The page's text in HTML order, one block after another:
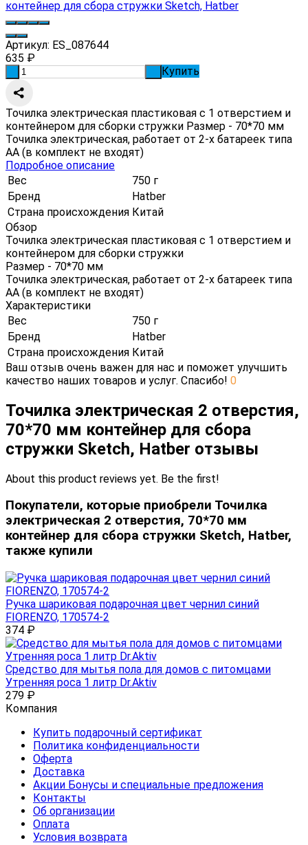
Артикул: ES_087644
635 ₽
Купить
Точилка электрическая пластиковая с 1 отверстием и
контейнером для сборки стружки Размер - 70*70 мм
Точилка электрическая, работает от 2-х батареек типа
АА (в комплект не входят)
Подробное описание
Вес
750 г
Бренд
Hatber
Страна происхождения Китай
Обзор
Точилка электрическая пластиковая с 1 отверстием и
контейнером для сборки стружки
Размер - 70*70 мм
Точилка электрическая, работает от 2-х батареек типа
АА (в комплект не входят)
Характеристики
Вес
750 г
Бренд
Hatber
Страна происхождения Китай
Ваш отзыв очень важен для нас и поможет улучшить
качество наших товаров и услуг. Спасибо! 0
Точилка электрическая 2 отверстия,
70*70 мм контейнер для сбора
стружки Sketch, Hatber отзывы
About this product reviews yet. Be the first!
Покупатели, которые приобрели Точилка
электрическая 2 отверстия, 70*70 мм
контейнер для сбора стружки Sketch, Hatber,
также купили
Ручка шариковая подарочная цвет чернил синий
FIORENZO, 170574-2
374 ₽
Средство для мытья пола для домов с питомцами
Утренняя роса 1 литр Dr.Aktiv
279 ₽
Компания
Купить подарочный сертификат
Политика конфиденциальности
Оферта
Доставка
Акции Бонусы и специальные предложения
Контакты
Об организации
Оплата
Условия возврата